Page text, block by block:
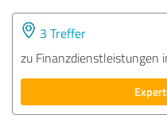
3 Treffer
zu Finanzdienstleistungen